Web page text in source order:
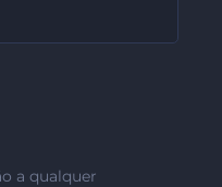
a qualquer